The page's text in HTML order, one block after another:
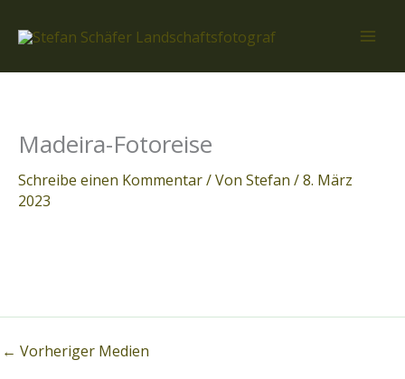
Inhalt
Madeira-Fotoreise
Schreibe einen Kommentar/ Von Stefan /8. März
2023
← Vorheriger Medien